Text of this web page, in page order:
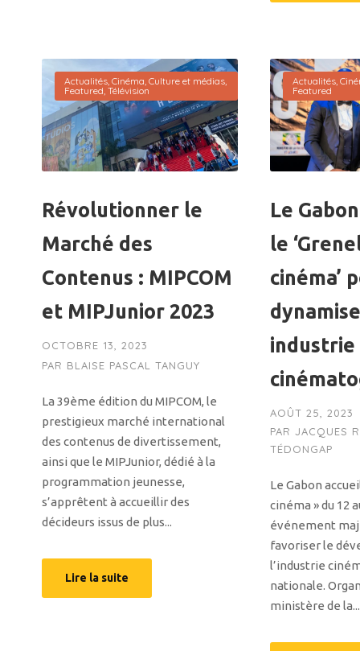
Actualités, Cinéma, Culture et médias,
Featured, Télévision
Révolutionner le
Marché des
Contenus : MIPCOM
et MIPJunior 2023
OCTOBRE 13, 2023
PAR BLAISE PASCAL TANGUY
La 39ème édition du MIPCOM, le
prestigieux marché international
des contenus de divertissement,
ainsi que le MIPJunior, dédié à la
programmation jeunesse,
s’apprêtent à accueillir des
décideurs issus de plus...
Lire la suite
Actualités,
Featured
Le
le
cinéma’
industrie
AOÛT 25, 2023
PAR JACQUES
TÉDONGAP
Le Gabon
cinéma » du 12
événement
favoriser le
l’industrie
nationale.
ministère de la...